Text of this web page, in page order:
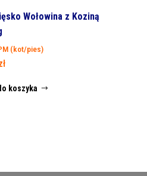
Wołowina z Koziną
(kot/pies)
koszyka